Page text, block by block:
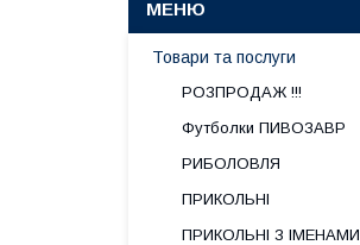
Товари та послуги
РОЗПРОДАЖ !!!
Футболки ПИВОЗАВР
РИБОЛОВЛЯ
ПРИКОЛЬНІ
ПРИКОЛЬНІ З ІМЕНАМИ